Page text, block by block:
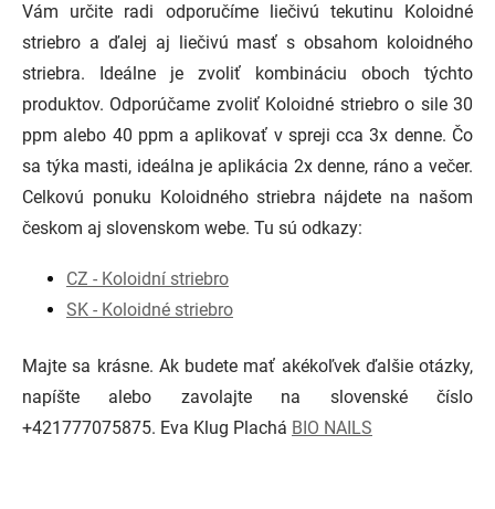
Vám určite radi odporučíme liečivú tekutinu Koloidné
striebro a ďalej aj liečivú masť s obsahom koloidného
striebra. Ideálne je zvoliť kombináciu oboch týchto
produktov. Odporúčame zvoliť Koloidné striebro o sile 30
ppm alebo 40 ppm a aplikovať v spreji cca 3x denne. Čo
sa týka masti, ideálna je aplikácia 2x denne, ráno a večer.
Celkovú ponuku Koloidného striebra nájdete na našom
českom aj slovenskom webe. Tu sú odkazy:
CZ - Koloidní striebro
SK - Koloidné striebro
Majte sa krásne. Ak budete mať akékoľvek ďalšie otázky,
napíšte alebo zavolajte na slovenské číslo
+421777075875. Eva Klug Plachá BIO NAILS